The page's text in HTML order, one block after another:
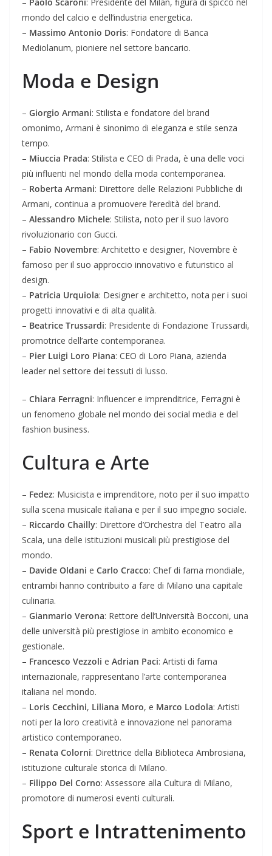
mondo del calcio e dell’industria energetica.
– Massimo Antonio Doris: Fondatore di Banca
Mediolanum, pioniere nel settore bancario.
Moda e Design
– Giorgio Armani: Stilista e fondatore del brand
omonimo, Armani è sinonimo di eleganza e stile senza
tempo.
– Miuccia Prada: Stilista e CEO di Prada, è una delle voci
più influenti nel mondo della moda contemporanea.
– Roberta Armani: Direttore delle Relazioni Pubbliche di
Armani, continua a promuovere l’eredità del brand.
– Alessandro Michele: Stilista, noto per il suo lavoro
rivoluzionario con Gucci.
– Fabio Novembre: Architetto e designer, Novembre è
famoso per il suo approccio innovativo e futuristico al
design.
– Patricia Urquiola: Designer e architetto, nota per i suoi
progetti innovativi e di alta qualità.
– Beatrice Trussardi: Presidente di Fondazione Trussardi,
promotrice dell’arte contemporanea.
– Pier Luigi Loro Piana: CEO di Loro Piana, azienda
leader nel settore dei tessuti di lusso.
– Chiara Ferragni: Influencer e imprenditrice, Ferragni è
un fenomeno globale nel mondo dei social media e del
fashion business.
Cultura e Arte
– Fedez: Musicista e imprenditore, noto per il suo impatto
sulla scena musicale italiana e per il suo impegno sociale.
– Riccardo Chailly: Direttore d’Orchestra del Teatro alla
Scala, una delle istituzioni musicali più prestigiose del
mondo.
– Davide Oldani e Carlo Cracco: Chef di fama mondiale,
entrambi hanno contribuito a fare di Milano una capitale
culinaria.
– Gianmario Verona: Rettore dell’Università Bocconi, una
delle università più prestigiose in ambito economico e
gestionale.
– Francesco Vezzoli e Adrian Paci: Artisti di fama
internazionale, rappresentano l’arte contemporanea
italiana nel mondo.
– Loris Cecchini, Liliana Moro, e Marco Lodola: Artisti
noti per la loro creatività e innovazione nel panorama
artistico contemporaneo.
– Renata Colorni: Direttrice della Biblioteca Ambrosiana,
istituzione culturale storica di Milano.
– Filippo Del Corno: Assessore alla Cultura di Milano,
promotore di numerosi eventi culturali.
Sport e Intrattenimento